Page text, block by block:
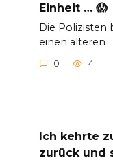
Einheit … 😱
Die Polizisten
einen älteren
0 4
Ich kehrte
zurück und